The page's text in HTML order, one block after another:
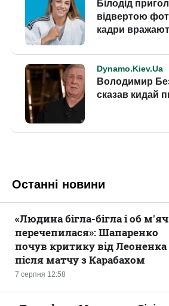
Останні новини
7 серпня 12:58
«Людина бігла-бігла і об м'яч
перечепилася»: Шапаренко
почув критику від Леоненка
після матчу з Карабахом